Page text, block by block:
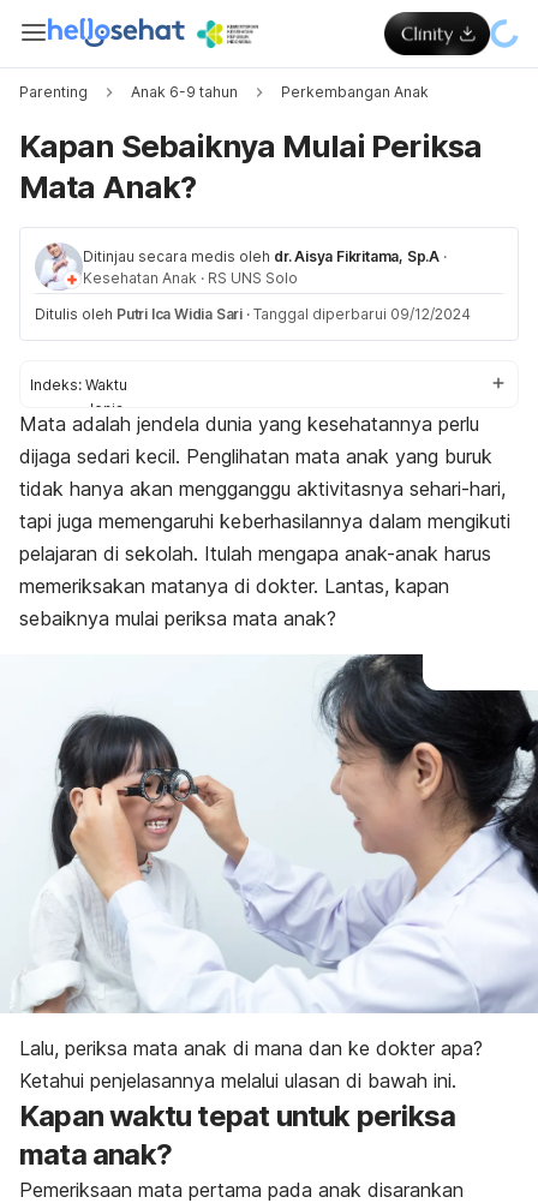
Parenting Anak 6-9 tahun Perkembangan Anak
Kapan Sebaiknya Mulai Periksa
Mata Anak?
Ditinjau secara medis oleh dr. Aisya Fikritama, Sp.A ·
Kesehatan Anak · RS UNS Solo
Ditulis oleh Putri Ica Widia Sari · Tanggal diperbarui 09/12/2024
Indeks: Waktu
Jenis
Tanda
Mata adalah jendela dunia yang kesehatannya perlu
dijaga sedari kecil. Penglihatan mata anak yang buruk
tidak hanya akan mengganggu aktivitasnya sehari-hari,
tapi juga memengaruhi keberhasilannya dalam mengikuti
pelajaran di sekolah. Itulah mengapa anak-anak harus
memeriksakan matanya di dokter. Lantas, kapan
sebaiknya mulai periksa mata anak?
Lalu, periksa mata anak di mana dan ke dokter apa?
Ketahui penjelasannya melalui ulasan di bawah ini.
Kapan waktu tepat untuk periksa
mata anak?
Pemeriksaan mata pertama pada anak disarankan